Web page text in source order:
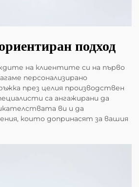
подход
на клиентите си на първо
персонализирано
през целия производствен
са ангажирани да
ви и да
които допринасят за вашия